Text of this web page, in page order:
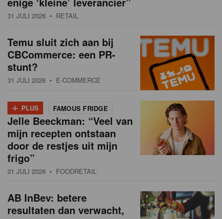
31 JULI 2026 • RETAIL
Temu sluit zich aan bij
CBCommerce: een PR-
stunt?
31 JULI 2026 • E-COMMERCE
+ PLUS FAMOUS FRIDGE
Jelle Beeckman: “Veel van
mijn recepten ontstaan
door de restjes uit mijn
frigo”
31 JULI 2026 • FOODRETAIL
AB InBev: betere
resultaten dan verwacht,